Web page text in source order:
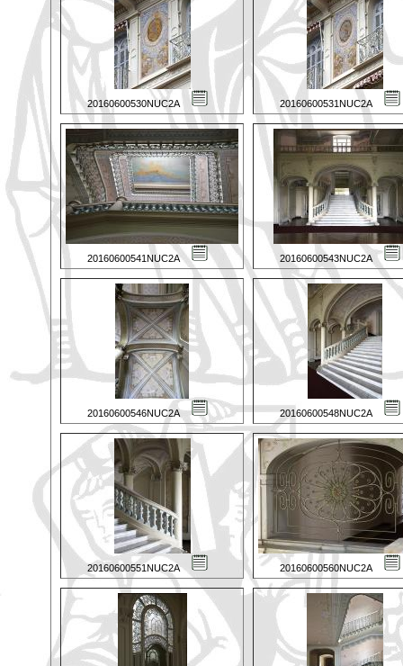
20160600530NUC2A 20160600531NUC2A
20160600541NUC2A 20160600543NUC2A
20160600546NUC2A 20160600548NUC2A
20160600551NUC2A 20160600560NUC2A